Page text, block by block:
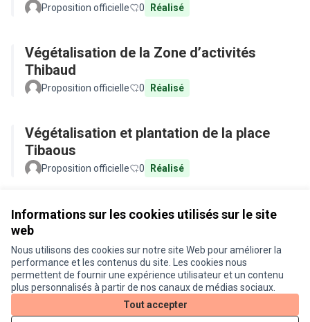
Informations sur les cookies utilisés sur le site
web
Nous utilisons des cookies sur notre site Web pour améliorer la
performance et les contenus du site. Les cookies nous
permettent de fournir une expérience utilisateur et un contenu
plus personnalisés à partir de nos canaux de médias sociaux.
Tout accepter
Proposition officielle 0 Réalisé
Végétalisation de la Zone d’activités
Thibaud
Proposition officielle 0 Réalisé
Végétalisation et plantation de la place
Tibaous
Proposition officielle 0 Réalisé
Conditions d'utilisation
Paramètres des cookies
Je participe ! sur X
(Lien externe)
Je participe ! sur Facebook
Je participe ! sur Instagram